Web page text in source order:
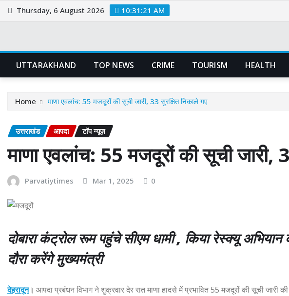
Skip
to
Thursday, 6 August 2026 10:31:22 AM
UTTARAKHAND TOP NEWS CRIME TOURISM HEALTH
Home माणा एवलांच: 55 मजदूरों की सूची जारी, 33 सुरक्षित निकाले गए
उत्तराखंड आपदा टॉप न्यूज़
माणा एवलांच: 55 मजदूरों की सूची जारी,
Parvatiytimes Mar 1, 2025 0
दोबारा कंट्रोल रूम पहुंचे सीएम धामी , किया रेस्क्यू अभियान
दौरा करेंगे मुख्यमंत्री
देहरादून। आपदा प्रबंधन विभाग ने शुक्रवार देर रात माणा हादसे में प्रभावित 55 मजदूरों की सूची जारी